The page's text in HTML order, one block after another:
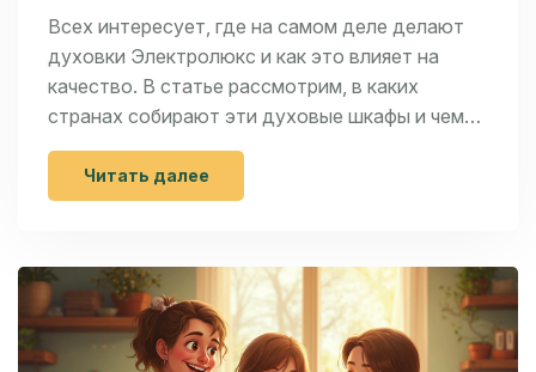
особенностей
Всех интересует, где на самом деле делают
духовки Электролюкс и как это влияет на
качество. В статье рассмотрим, в каких
странах собирают эти духовые шкафы и чем
отличаются европейские, азиатские и
российские модели. Узнаете, стоит ли
переплачивать за определённую сборку, и
«азиатки» по внешнему виду. Дам советы по
выбору духовки и расскажу, как не попасть на
подделку. Эта информация поможет сделать
покупку без неприятных сюрпризов.
Читать далее